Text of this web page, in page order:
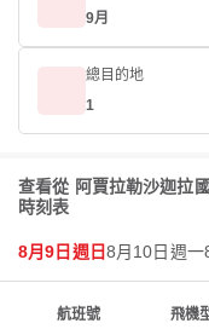
9月
總目的地
1
查看從 阿賈拉勒沙迦拉
時刻表
8月9日週日8月10日週一
航班號 飛機